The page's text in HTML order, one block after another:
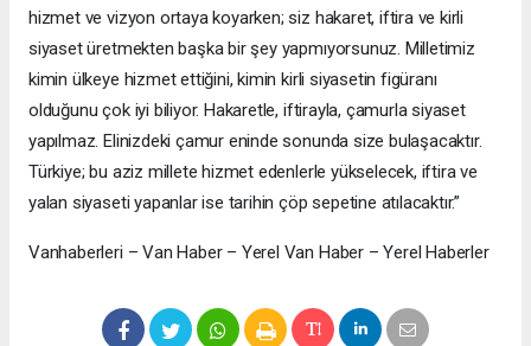
hizmet ve vizyon ortaya koyarken; siz hakaret, iftira ve kirli
siyaset üretmekten başka bir şey yapmıyorsunuz. Milletimiz
kimin ülkeye hizmet ettiğini, kimin kirli siyasetin figüranı
olduğunu çok iyi biliyor. Hakaretle, iftirayla, çamurla siyaset
yapılmaz. Elinizdeki çamur eninde sonunda size bulaşacaktır.
Türkiye; bu aziz millete hizmet edenlerle yükselecek, iftira ve
yalan siyaseti yapanlar ise tarihin çöp sepetine atılacaktır.”
Vanhaberleri – Van Haber – Yerel Van Haber – Yerel Haberler